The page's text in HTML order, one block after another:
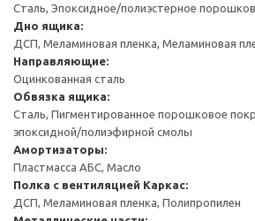
Сталь, Эпоксидное/полиэстерное
Дно ящика:
ДСП, Меламиновая пленка, Меламиновая
Направляющие:
Оцинкованная сталь
Обвязка ящика:
Сталь, Пигментированное порошковое
эпоксидной/полиэфирной смолы
Амортизаторы:
Пластмасса АБС, Масло
Полка с вентиляцией Каркас:
ДСП, Меламиновая пленка, Полипропилен